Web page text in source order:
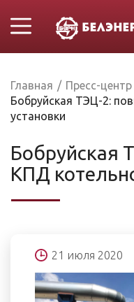
Главная / Пресс-центр
Бобруйская ТЭЦ-2:
установки
Бобруйская
КПД
21 июля 2020